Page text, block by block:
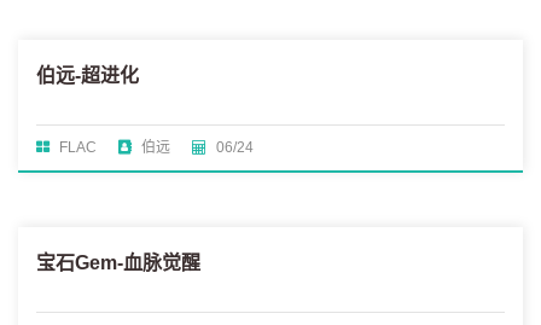
伯远-超进化
FLAC 伯远 06/24
宝石Gem-血脉觉醒